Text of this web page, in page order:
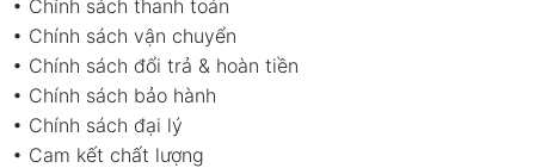
• Chính sách thanh toán
• Chính sách vận chuyển
• Chính sách đổi trả & hoàn tiền
• Chính sách bảo hành
• Chính sách đại lý
• Cam kết chất lượng